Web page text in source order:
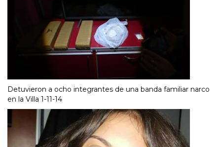
Detuvieron a ocho integrantes de una banda familiar narco
en la Villa 1-11-14